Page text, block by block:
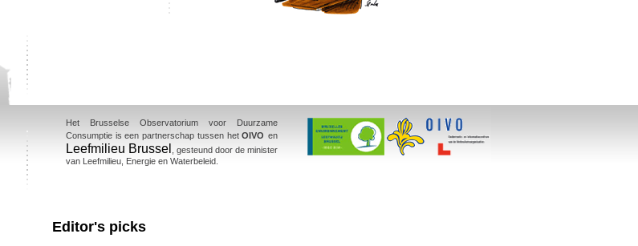
Het Brusselse Observatorium voor Duurzame
Consumptie is een partnerschap tussen hetOIVO en
Leefmilieu Brussel
, gesteund door de minister
van Leefmilieu, Energie en Waterbeleid.
Editor's picks